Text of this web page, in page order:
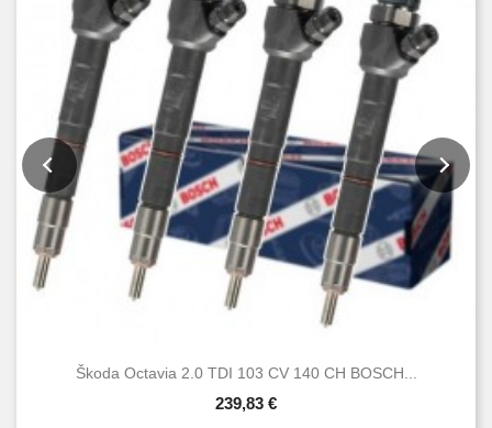
Škoda Octavia 2.0 TDI 103 CV 140 CH BOSCH...
239,83 €